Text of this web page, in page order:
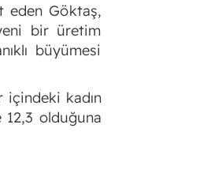
eden Göktaş,
bir üretim
büyümesi
kadın
12,3 olduğuna